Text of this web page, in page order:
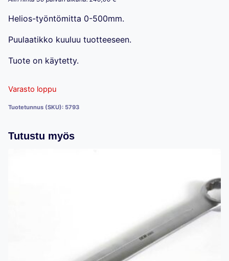
Helios-työntömitta 0-500mm.
Puulaatikko kuuluu tuotteeseen.
Tuote on käytetty.
Varasto loppu
Tuotetunnus (SKU): 5793
Tutustu myös